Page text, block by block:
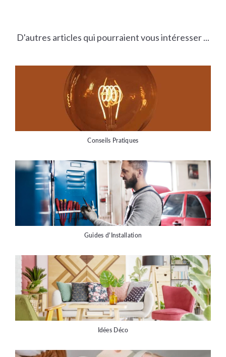
D'autres articles qui pourraient vous intéresser ...
Conseils Pratiques
Guides d'Installation
Idées Déco